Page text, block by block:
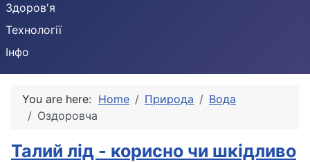
Здоров'я
Технології
Інфо
You are here: Home Природа
Вода
Оздоровча
Талий лід - корисно чи шкідливо